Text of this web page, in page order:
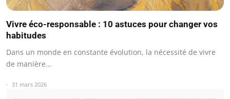
Vivre éco-responsable : 10 astuces pour changer vos
habitudes
Dans un monde en constante évolution, la nécessité de vivre
de manière…
31 mars 2026